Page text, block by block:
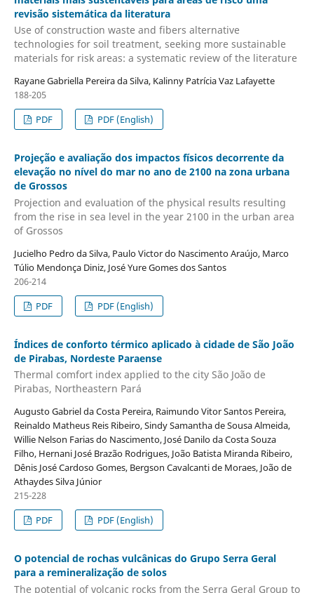
revisão sistemática da literatura
Use of construction waste and fibers alternative
technologies for soil treatment, seeking more sustainable
materials for risk areas: a systematic review of the literature
Rayane Gabriella Pereira da Silva, Kalinny Patrícia Vaz Lafayette
188-205
PDF
PDF (English)
Projeção e avaliação dos impactos físicos decorrente da
elevação no nível do mar no ano de 2100 na zona urbana
de Grossos
Projection and evaluation of the physical results resulting
from the rise in sea level in the year 2100 in the urban area
of Grossos
Jucielho Pedro da Silva, Paulo Victor do Nascimento Araújo, Marco
Túlio Mendonça Diniz, José Yure Gomes dos Santos
206-214
PDF
PDF (English)
Índices de conforto térmico aplicado à cidade de São João
de Pirabas, Nordeste Paraense
Thermal comfort index applied to the city São João de
Pirabas, Northeastern Pará
Augusto Gabriel da Costa Pereira, Raimundo Vitor Santos Pereira,
Reinaldo Matheus Reis Ribeiro, Sindy Samantha de Sousa Almeida,
Willie Nelson Farias do Nascimento, José Danilo da Costa Souza
Filho, Hernani José Brazão Rodrigues, João Batista Miranda Ribeiro,
Dênis José Cardoso Gomes, Bergson Cavalcanti de Moraes, João de
Athaydes Silva Júnior
215-228
PDF
PDF (English)
O potencial de rochas vulcânicas do Grupo Serra Geral
para a remineralização de solos
The potential of volcanic rocks from the Serra Geral Group to